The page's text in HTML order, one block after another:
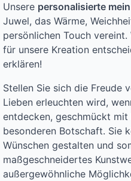
Unsere personalisierte
Juwel, das Wärme,
persönlichen Touch
für unsere Kreation
erklären!
Stellen Sie sich die Freude
Lieben erleuchten wird,
entdecken, geschmückt
besonderen Botschaft. Sie
Wünschen gestalten und
maßgeschneidertes
außergewöhnliche